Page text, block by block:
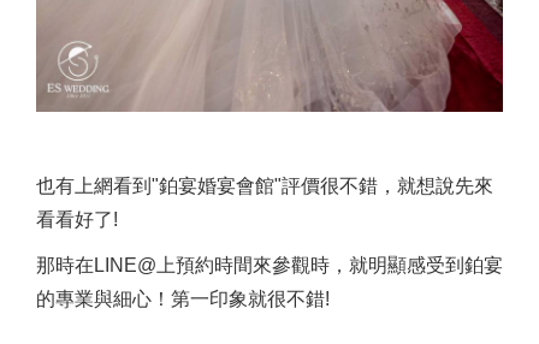
也有上網看到"鉑宴婚宴會館"評價很不錯，就想說先來
看看好了!
那時在LINE@上預約時間來參觀時，就明顯感受到鉑宴
的專業與細心！第一印象就很不錯!